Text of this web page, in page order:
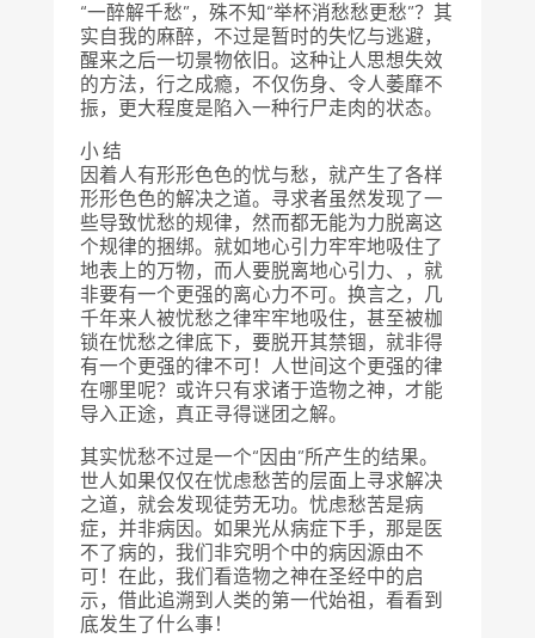
“一醉解千愁”，殊不知“举杯消愁愁更愁”？其
实自我的麻醉，不过是暂时的失忆与逃避，
醒来之后一切景物依旧。这种让人思想失效
的方法，行之成瘾，不仅伤身、令人萎靡不
振，更大程度是陷入一种行尸走肉的状态。
小 结
因着人有形形色色的忧与愁，就产生了各样
形形色色的解决之道。寻求者虽然发现了一
些导致忧愁的规律，然而都无能为力脱离这
个规律的捆绑。就如地心引力牢牢地吸住了
地表上的万物，而人要脱离地心引力、，就
非要有一个更强的离心力不可。换言之，几
千年来人被忧愁之律牢牢地吸住，甚至被枷
锁在忧愁之律底下，要脱开其禁锢，就非得
有一个更强的律不可！人世间这个更强的律
在哪里呢？或许只有求诸于造物之神，才能
导入正途，真正寻得谜团之解。
其实忧愁不过是一个“因由”所产生的结果。
世人如果仅仅在忧虑愁苦的层面上寻求解决
之道，就会发现徒劳无功。忧虑愁苦是病
症，并非病因。如果光从病症下手，那是医
不了病的，我们非究明个中的病因源由不
可！在此，我们看造物之神在圣经中的启
示，借此追溯到人类的第一代始祖，看看到
底发生了什么事！